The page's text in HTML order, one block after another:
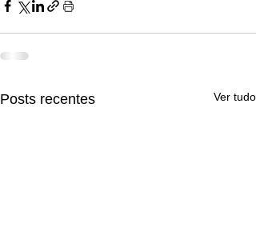
Posts recentes Ver tudo